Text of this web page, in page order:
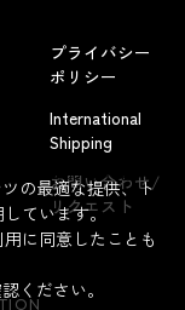
よくあるお問い合わせ
プライバシー
ポリシー
International
Shipping
お問い合わせ/
リクエスト
の最適な提供、ト
ています。
に同意したことも
ください。